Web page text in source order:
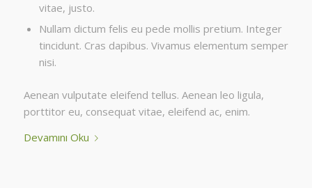
vitae, justo.
Nullam dictum felis eu pede mollis pretium. Integer
tincidunt. Cras dapibus. Vivamus elementum semper
nisi.
Aenean vulputate eleifend tellus. Aenean leo ligula,
porttitor eu, consequat vitae, eleifend ac, enim.
Devamını Oku